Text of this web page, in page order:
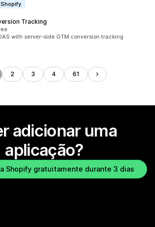
Tracking
with server-side GTM conversion tracking
2 3 4 61
adicionar uma
aplicação?
Shopify gratuitamente durante 3 dias